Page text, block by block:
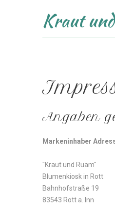
Kraut
Angaben
Markeninhaber
"Kraut und Ruam"
Blumenkiosk in Rott
Bahnhofstraße 19
83543 Rott a. Inn